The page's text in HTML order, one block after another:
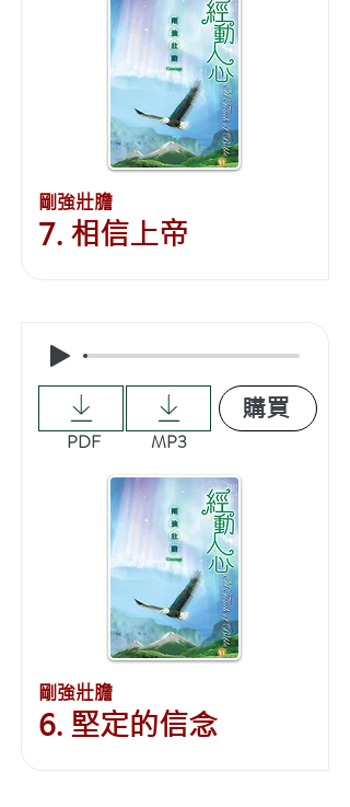
剛強壯膽
7. 相信上帝
PDF MP3
購買
剛強壯膽
6. 堅定的信念